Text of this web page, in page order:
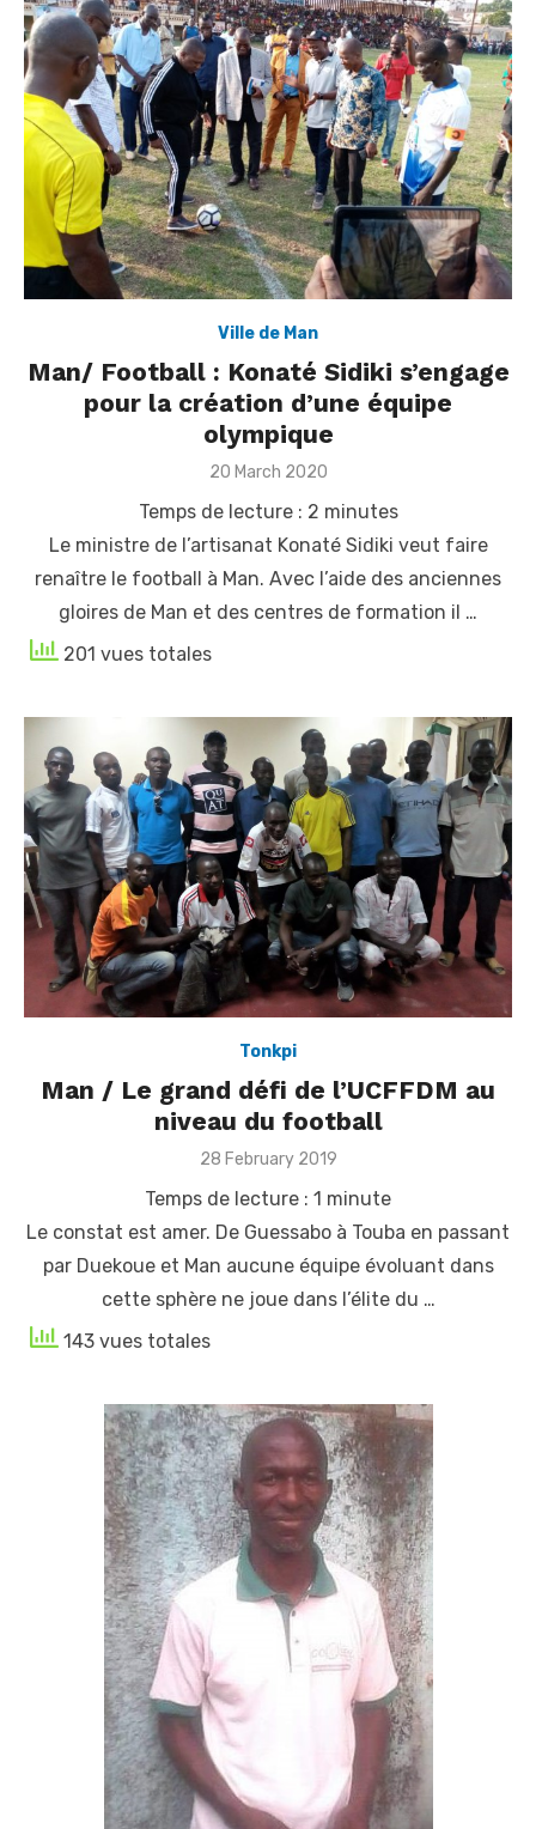
Ville de Man
Man/ Football : Konaté Sidiki s’engage
pour la création d’une équipe
olympique
Posted
20 March 2020
Temps de lecture : 2 minutes
Le ministre de l’artisanat Konaté Sidiki veut faire
renaître le football à Man. Avec l’aide des anciennes
gloires de Man et des centres de formation il …
201 vues totales
Tonkpi
Man / Le grand défi de l’UCFFDM au
niveau du football
Posted
28 February 2019
Temps de lecture : 1 minute
Le constat est amer. De Guessabo à Touba en passant
par Duekoue et Man aucune équipe évoluant dans
cette sphère ne joue dans l’élite du …
143 vues totales